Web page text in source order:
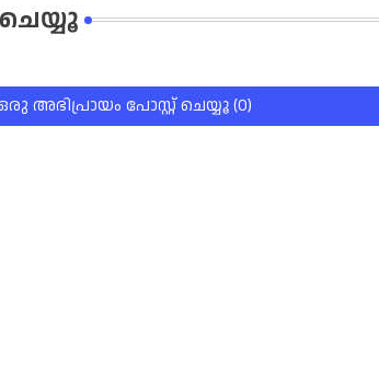
അഭിപ്രായം പോസ്റ്റ് ചെയ്യൂ (0)